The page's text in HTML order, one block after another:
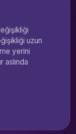
uzun
yerini
aslında